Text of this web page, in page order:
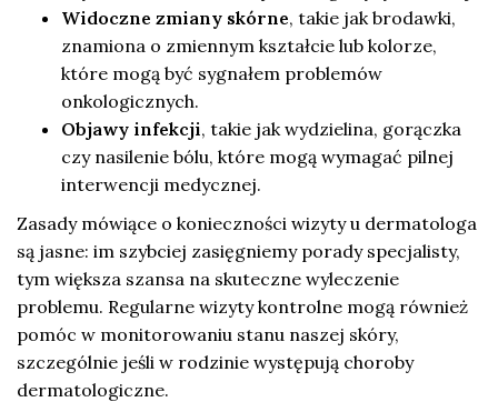
Widoczne zmiany skórne, takie jak brodawki,
znamiona o zmiennym kształcie lub kolorze,
które mogą być sygnałem problemów
onkologicznych.
Objawy infekcji, takie jak wydzielina, gorączka
czy nasilenie bólu, które mogą wymagać pilnej
interwencji medycznej.
Zasady mówiące o konieczności wizyty u dermatologa
są jasne: im szybciej zasięgniemy porady specjalisty,
tym większa szansa na skuteczne wyleczenie
problemu. Regularne wizyty kontrolne mogą również
pomóc w monitorowaniu stanu naszej skóry,
szczególnie jeśli w rodzinie występują choroby
dermatologiczne.